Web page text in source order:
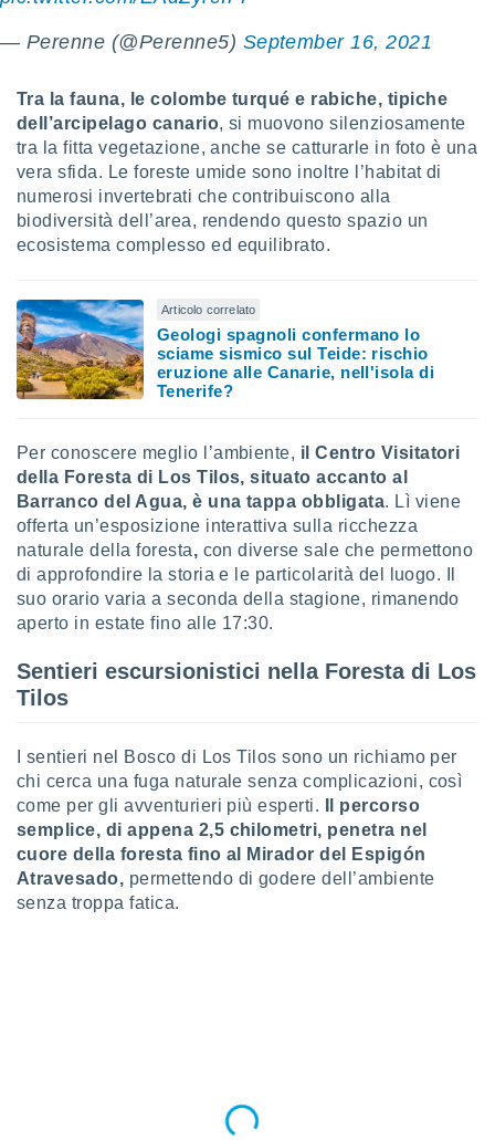
e
quali la
web,
e
di
dati
al quale
Per
tuo
o
" o
cookie
sito
il
su
e/o
dati
la
della
— Perenne (@Perenne5) September 16, 2021
Tra la fauna, lecolombe turqué e rabiche, tipiche
dell’arcipelago canario, si muovono silenziosamente
tra la fitta vegetazione, anche se catturarle in foto è una
vera sfida. Le foreste umide sono inoltre l’habitat di
numerosi invertebrati che contribuiscono alla
biodiversità dell’area, rendendo questo spazio un
ecosistema complesso ed equilibrato.
Articolo correlato
Geologi spagnoli confermano lo
sciame sismico sul Teide: rischio
eruzione alle Canarie, nell'isola di
Tenerife?
Per conoscere meglio l’ambiente, il Centro Visitatori
della Foresta di Los Tilos, situato accanto al
Barranco del Agua, è una tappa obbligata. Lì viene
offerta un’esposizione interattiva sulla ricchezza
naturale della foresta, con diverse sale che permettono
di approfondire la storia e le particolarità del luogo. Il
suo orario varia a seconda della stagione, rimanendo
aperto in estate fino alle 17:30.
Sentieri escursionistici nella Foresta di Los
Tilos
I sentieri nel Bosco di Los Tilos sono un richiamo per
chi cerca una fuga naturale senza complicazioni, così
come per gli avventurieri più esperti.
Il percorso
semplice, di appena 2,5 chilometri, penetra nel
cuore della foresta fino al Mirador del Espigón
Atravesado, permettendo di godere dell’ambiente
senza troppa fatica.